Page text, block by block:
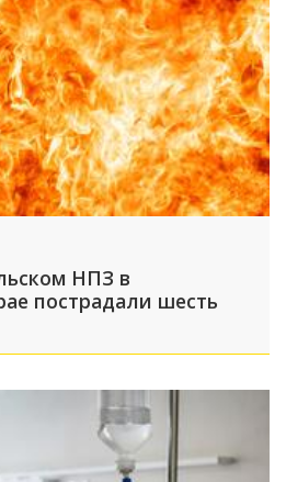
НПЗ в
пострадали шесть